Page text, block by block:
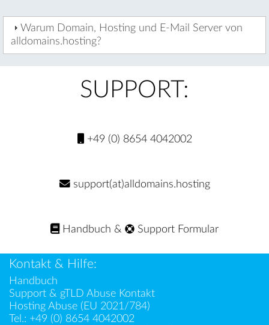
Warum Domain, Hosting und E-Mail Server von
alldomains.hosting?
SUPPORT:
+49 (0) 8654 4042002
support(at)alldomains.hosting
Handbuch & Support Formular
Kontakt & Hilfe:
Handbuch
Support & gTLD Abuse Kontakt
Hosting Abuse (EU 2021/784)
Tel.: +49 (0) 8654 4042002